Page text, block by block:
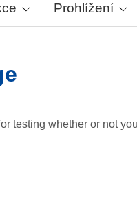
Prohlížení
testing whether or not